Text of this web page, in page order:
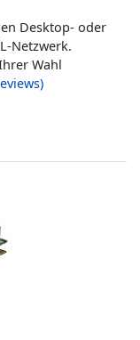
Desktop- oder
Netzwerk.
Wahl
)